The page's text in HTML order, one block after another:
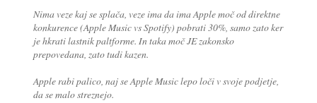
Nima veze kaj se splača, veze ima da ima Apple moč od direktne
konkurence (Apple Music vs Spotify) pobrati 30%, samo zato ker
je hkrati lastnik paltforme. In taka moč JE zakonsko
prepovedana, zato tudi kazen.
Apple rabi palico, naj se Apple Music lepo loči v svoje podjetje,
da se malo streznejo.